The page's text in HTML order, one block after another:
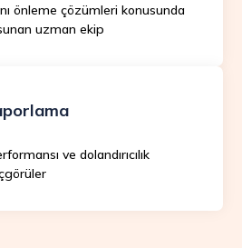
önleme çözümleri konusunda
uzman ekip
ve dolandırıcılık